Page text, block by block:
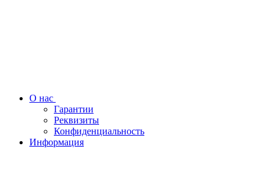
О нас
Гарантии
Реквизиты
Конфиденциальность
Информация